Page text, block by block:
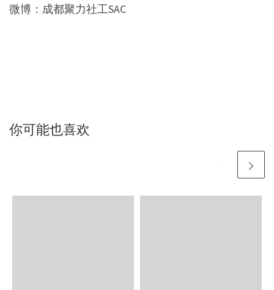
微博：成都聚力社工SAC
你可能也喜欢